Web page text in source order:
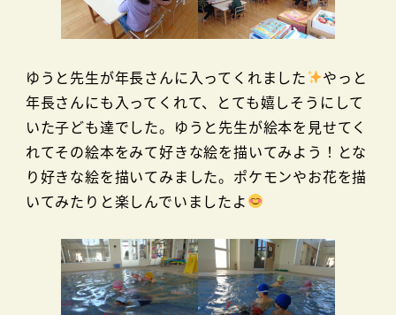
ゆうと先生が年長さんに入ってくれました
やっと
年長さんにも入ってくれて、とても嬉しそうにして
いた子ども達でした。ゆうと先生が絵本を見せてく
れてその絵本をみて好きな絵を描いてみよう！とな
り好きな絵を描いてみました。ポケモンやお花を描
いてみたりと楽しんでいましたよ